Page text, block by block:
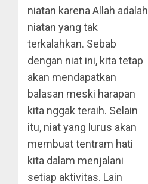
niatan karena Allah adalah
niatan yang tak
terkalahkan. Sebab
dengan niat ini, kita tetap
akan mendapatkan
balasan meski harapan
kita nggak teraih. Selain
itu, niat yang lurus akan
membuat tentram hati
kita dalam menjalani
setiap aktivitas. Lain